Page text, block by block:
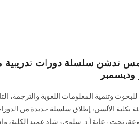
تدشن سلسلة دورات تدريبية
وتنمية المعلومات اللغوية والترجمة،
بكلية الألسن، إطلاق سلسلة جديدة من
تحت رعاية أ.د. سلوى رشاد عميد الكلية،